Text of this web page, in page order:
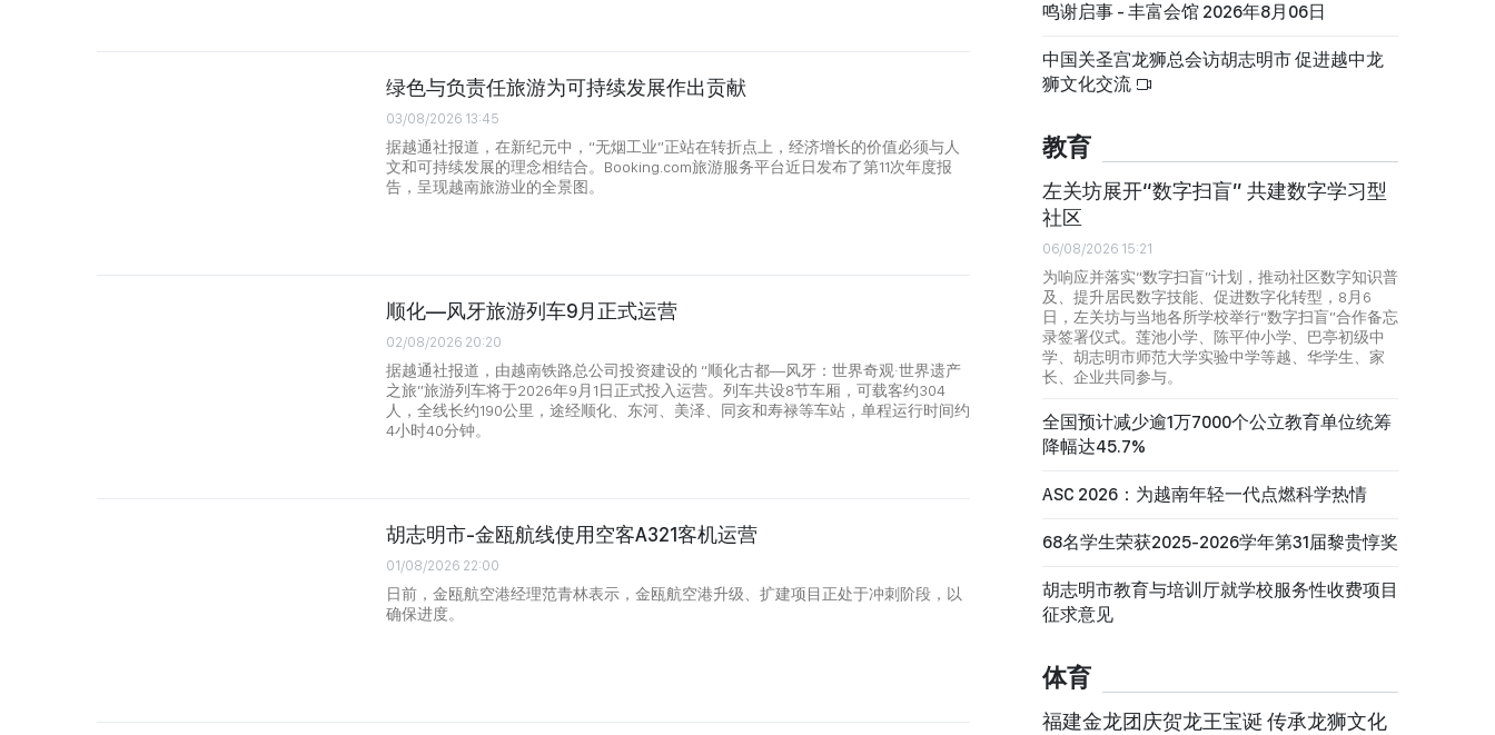
绿色与负责任旅游为可持续发展作出贡献
03/08/2026 13:45
据越通社报道，在新纪元中，“无烟工业”正站在转折点上，经济增长的价值必须与人
文和可持续发展的理念相结合。Booking.com旅游服务平台近日发布了第11次年度报
告，呈现越南旅游业的全景图。
顺化—风牙旅游列车9月正式运营
02/08/2026 20:20
据越通社报道，由越南铁路总公司投资建设的 “顺化古都—风牙：世界奇观·世界遗产
之旅”旅游列车将于2026年9月1日正式投入运营。列车共设8节车厢，可载客约304
人，全线长约190公里，途经顺化、东河、美泽、同亥和寿禄等车站，单程运行时间约
4小时40分钟。
胡志明市-金瓯航线使用空客A321客机运营
01/08/2026 22:00
日前，金瓯航空港经理范青林表示，金瓯航空港升级、扩建项目正处于冲刺阶段，以
确保进度。
鸣谢启事 - 丰富会馆 2026年8月06日
中国关圣宫龙狮总会访胡志明市 促进越中龙
狮文化交流
教育
左关坊展开“数字扫盲” 共建数字学习型
社区
06/08/2026 15:21
为响应并落实“数字扫盲”计划，推动社区数字知识普
及、提升居民数字技能、促进数字化转型，8月6
日，左关坊与当地各所学校举行“数字扫盲”合作备忘
录签署仪式。莲池小学、陈平仲小学、巴亭初级中
学、胡志明市师范大学实验中学等越、华学生、家
长、企业共同参与。
全国预计减少逾1万7000个公立教育单位统筹
降幅达45.7%
ASC 2026：为越南年轻一代点燃科学热情
68名学生荣获2025-2026学年第31届黎贵惇奖
胡志明市教育与培训厅就学校服务性收费项目
征求意见
体育
福建金龙团庆贺龙王宝诞 传承龙狮文化